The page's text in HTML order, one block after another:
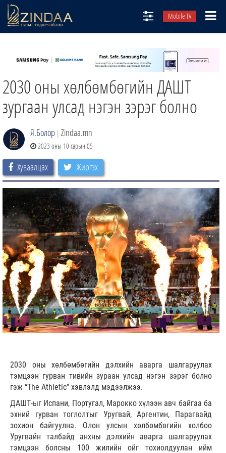
Mobile TV
ТВ8
ӨГЛӨӨНИЙ СОНИН
ЗИНДАА СЭТГҮҮЛ
2030 оны хөлбөмбөгийн ДАШТ
зургаан улсад нэгэн зэрэг болно
Я.Болор | Zindaa.mn
2023 оны 10 сарын 05
Хуваалцах Жиргэх
2030 оны хөлбөмбөгийн дэлхийн аварга шалгаруулах
тэмцээн гурван тивийн зураан улсад нэгэн зэрэг болно
гэж “The Athletic” хэвлэлд мэдээлжээ.
ДАШТ-ыг Испани, Португал, Марокко хүлээн авч байгаа ба
эхний гурван тоглолтыг Уругвай, Аргентин, Парагвайд
зохион байгуулна. Олон улсын хөлбөмбөгийн холбоо
Уругвайн талбайд анхны дэлхийн аварга шалгаруулах
тэмцээн болсны 100 жилийн ойг тохиолдуулан ийм